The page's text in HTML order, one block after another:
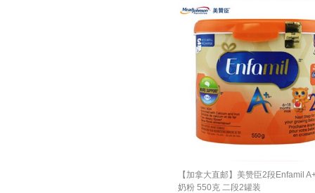
【加拿大直邮】美赞臣2段Enfamil
奶粉 550克 二段2罐装